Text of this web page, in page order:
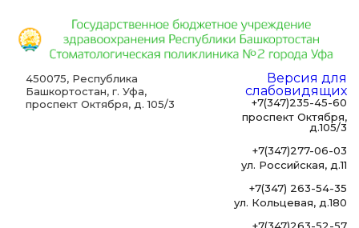
450075, Республика
Башкортостан, г. Уфа,
проспект Октября, д. 105/3
Версия для
слабовидящих
+7(347)235-45-60
проспект Октября,
д.105/3
+7(347)277-06-03
ул. Российская, д.11
+7(347) 263-54-35
ул. Кольцевая, д.180